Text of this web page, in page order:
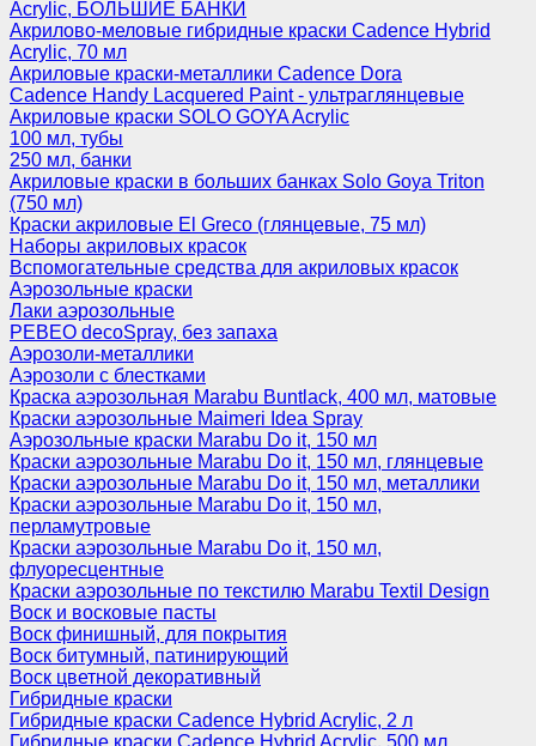
Acrylic, БОЛЬШИЕ БАНКИ
Акрилово-меловые гибридные краски Cadence Hybrid
Acrylic, 70 мл
Акриловые краски-металлики Cadence Dora
Cadence Handy Lacquered Paint - ультраглянцевые
Акриловые краски SOLO GOYA Acrylic
100 мл, тубы
250 мл, банки
Акриловые краски в больших банках Solo Goya Triton
(750 мл)
Краски акриловые El Greco (глянцевые, 75 мл)
Наборы акриловых красок
Вспомогательные средства для акриловых красок
Аэрозольные краски
Лаки аэрозольные
PEBEO decoSpray, без запаха
Аэрозоли-металлики
Аэрозоли с блестками
Краска аэрозольная Marabu Buntlack, 400 мл, матовые
Краски аэрозольные Maimeri Idea Spray
Аэрозольные краски Marabu Do it, 150 мл
Краски аэрозольные Marabu Do it, 150 мл, глянцевые
Краски аэрозольные Marabu Do it, 150 мл, металлики
Краски аэрозольные Marabu Do it, 150 мл,
перламутровые
Краски аэрозольные Marabu Do it, 150 мл,
флуоресцентные
Краски аэрозольные по текстилю Marabu Textil Design
Воск и восковые пасты
Воск финишный, для покрытия
Воск битумный, патинирующий
Воск цветной декоративный
Гибридные краски
Гибридные краски Cadence Hybrid Acrylic, 2 л
Гибридные краски Cadence Hybrid Acrylic, 500 мл